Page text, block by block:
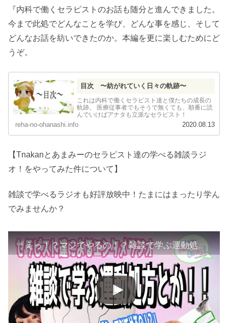
『内科で働くセラピストのお話も随分と進んできました。
今まで此処でどんなことを学び、どんな事を感じ、そして
どんなお話を紡いできたのか。本編を更に楽しむためにど
うぞ。
目次 〜紡がれていく日々の軌跡〜
これは内科で働くセラピスト達と僕たちの成長の
軌跡。 医療従事者でもそうで無くても、順番に読
んでいけばアナタも立派なセラピスト！
reha-no-ohanashi.info 2020.08.13
【Tnakanとあまみーのセラピスト達の学べる雑談ラジ
オ！をやってみた件について】
雑談で学べるラジオも好評放映中！たまにはまったり学ん
でみませんか？
『えっ！？マジでやるの！？雑談で学ぶ運動処方とか！！』【Tnakanとあまみーのセラピスト達の学べる雑談ラジオ！をやってみた件について】